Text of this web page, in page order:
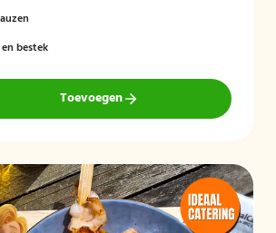
bestek
Toevoegen